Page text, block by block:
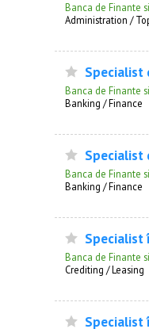
Banca de Finante
Administration /
Specialist
Banca de Finante
Banking / Finance
Specialist
Banca de Finante
Banking / Finance
Specialist
Banca de Finante
Сrediting / Leasing
Specialist